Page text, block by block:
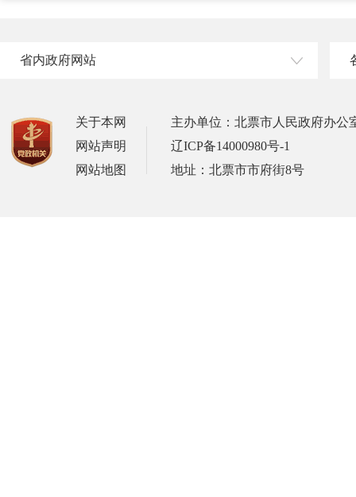
省内政府网站
关于本网
网站声明
网站地图
主办单位：北票市人民政府办公
辽ICP备14000980号-1
地址：北票市市府街8号